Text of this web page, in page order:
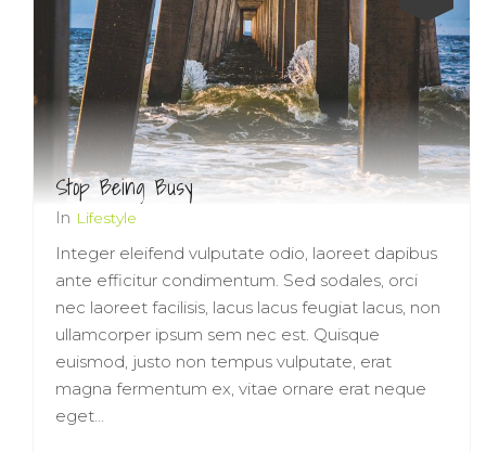
Stop Being Busy
In Lifestyle
Integer eleifend vulputate odio, laoreet dapibus
ante efficitur condimentum. Sed sodales, orci
nec laoreet facilisis, lacus lacus feugiat lacus, non
ullamcorper ipsum sem nec est. Quisque
euismod, justo non tempus vulputate, erat
magna fermentum ex, vitae ornare erat neque
eget…